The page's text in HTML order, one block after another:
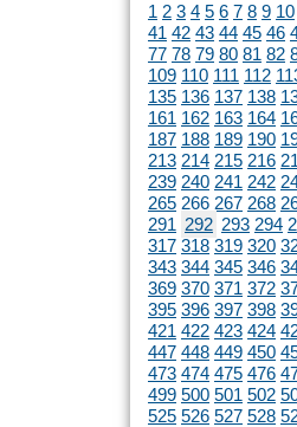
1 2 3 4 5 6 7 8 9 10
41 42 43 44 45 46
77 78 79 80 81 82
109 110 111 112
135 136 137 138
161 162 163 164
187 188 189 190
213 214 215 216
239 240 241 242
265 266 267 268
291 292 293 294
317 318 319 320
343 344 345 346
369 370 371 372
395 396 397 398
421 422 423 424
447 448 449 450
473 474 475 476
499 500 501 502
525 526 527 528